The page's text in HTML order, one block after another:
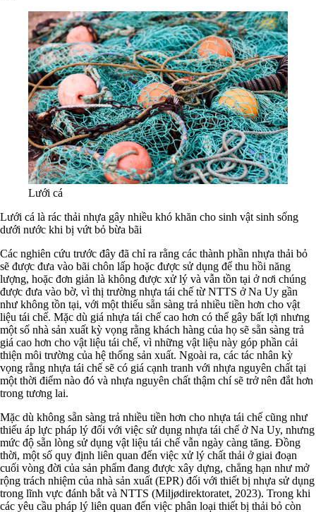
Lưới cá
Lưới cá là rác thải nhựa gây nhiều khó khăn cho sinh vật sinh sống
dưới nước khi bị vứt bỏ bừa bãi
Các nghiên cứu trước đây đã chỉ ra rằng các thành phần nhựa thải bỏ
sẽ được đưa vào bãi chôn lấp hoặc được sử dụng để thu hồi năng
lượng, hoặc đơn giản là không được xử lý và vẫn tồn tại ở nơi chúng
được đưa vào bờ, vì thị trường nhựa tái chế từ NTTS ở Na Uy gần
như không tồn tại, với một thiếu sẵn sàng trả nhiều tiền hơn cho vật
liệu tái chế. Mặc dù giá nhựa tái chế cao hơn có thể gây bất lợi nhưng
một số nhà sản xuất kỳ vọng rằng khách hàng của họ sẽ sẵn sàng trả
giá cao hơn cho vật liệu tái chế, vì những vật liệu này góp phần cải
thiện môi trường của hệ thống sản xuất. Ngoài ra, các tác nhân kỳ
vọng rằng nhựa tái chế sẽ có giá cạnh tranh với nhựa nguyên chất tại
một thời điểm nào đó và nhựa nguyên chất thậm chí sẽ trở nên đắt hơn
trong tương lai.
Mặc dù không sẵn sàng trả nhiều tiền hơn cho nhựa tái chế cũng như
thiếu áp lực pháp lý đối với việc sử dụng nhựa tái chế ở Na Uy, nhưng
mức độ sẵn lòng sử dụng vật liệu tái chế vẫn ngày càng tăng. Đồng
thời, một số quy định liên quan đến việc xử lý chất thải ở giai đoạn
cuối vòng đời của sản phẩm đang được xây dựng, chẳng hạn như mở
rộng trách nhiệm của nhà sản xuất (EPR) đối với thiết bị nhựa sử dụng
trong lĩnh vực đánh bắt và NTTS (Miljødirektoratet, 2023). Trong khi
các yêu cầu pháp lý liên quan đến việc phân loại thiết bị thải bỏ còn